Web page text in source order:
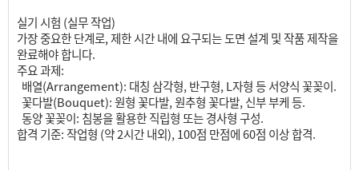
실기 시험 (실무 작업)
가장 중요한 단계로, 제한 시간 내에 요구되는 도면 설계 및 작품 제작을
완료해야 합니다.
주요 과제:
배열(Arrangement): 대칭 삼각형, 반구형, L자형 등 서양식 꽃꽂이.
꽃다발(Bouquet): 원형 꽃다발, 원추형 꽃다발, 신부 부케 등.
동양 꽃꽂이: 침봉을 활용한 직립형 또는 경사형 구성.
합격 기준: 작업형 (약 2시간 내외), 100점 만점에 60점 이상 합격.